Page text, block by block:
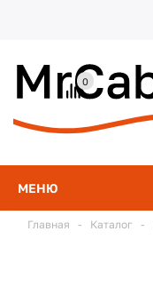
МЕНЮ
0
Главная - Каталог -